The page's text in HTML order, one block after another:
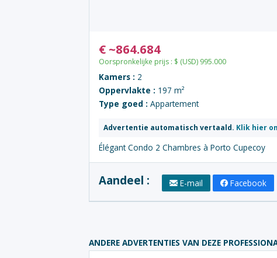
€ ~864.684
Oorspronkelijke prijs : $ (USD) 995.000
Kamers : 2
Oppervlakte : 197 m²
Type goed : Appartement
Advertentie automatisch vertaald. Klik hier
Élégant Condo 2 Chambres à Porto Cupecoy
Aandeel : E-mail Facebook
ANDERE ADVERTENTIES VAN DEZE